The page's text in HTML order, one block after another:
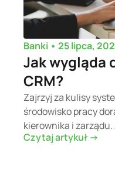
Banki • 25 lipca,
Jak wygląda
CRM?
Zajrzyj za kulisy
środowisko pracy
kierownika i zarządu.
Czytaj artykuł ->